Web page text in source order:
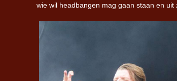
wie wil headbangen mag gaan staan en uit